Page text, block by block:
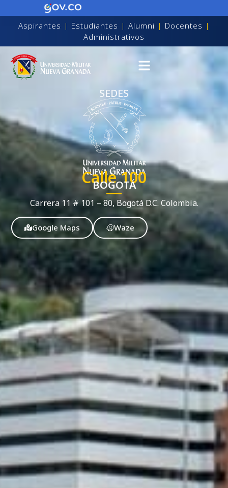
Aspirantes | Estudiantes | Alumni | Docentes |
Administrativos
SEDES
Calle 100
BOGOTÁ
Carrera 11 # 101 – 80, Bogotá D.C. Colombia.
Google Maps Waze
discapacidad visual
TDAH